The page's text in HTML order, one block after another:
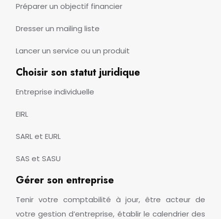
Préparer un objectif financier
Dresser un mailing liste
Lancer un service ou un produit
Choisir son statut juridique
Entreprise individuelle
EIRL
SARL et EURL
SAS et SASU
Gérer son entreprise
Tenir votre comptabilité à jour, être acteur de
votre gestion d’entreprise, établir le calendrier des